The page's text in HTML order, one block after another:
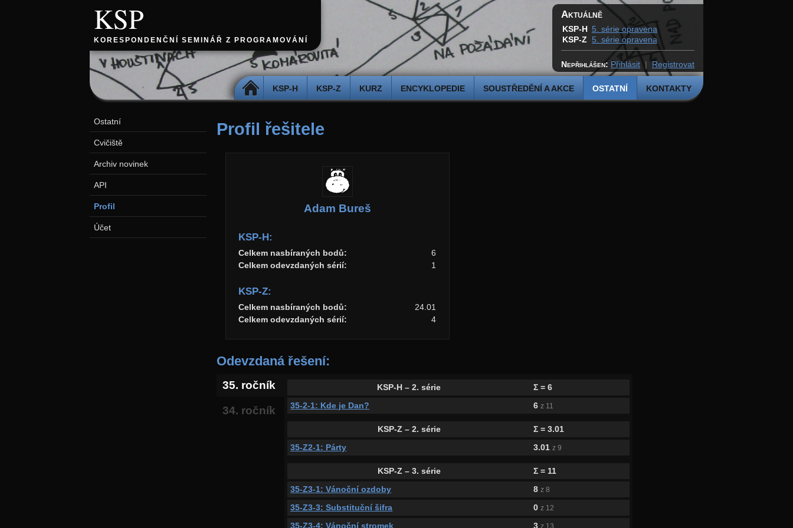
KSP
KORESPONDENČNÍ SEMINÁŘ Z PROGRAMOVÁNÍ
DOMŮ KSP-H KSP-Z KURZ ENCYKLOPEDIE SOUSTŘEDĚNÍ A AKCE OSTATNÍ KONTAKTY
Aktuálně
KSP-H 5. série opravena
KSP-Z 5. série opravena
Nepřihlášen: Přihlásit | Registrovat
Profil řešitele
Adam Bureš
KSP-H:
Celkem nasbíraných bodů:
6
Celkem odevzdaných sérií:
1
KSP-Z:
Celkem nasbíraných bodů:
24.01
Celkem odevzdaných sérií:
4
Odevzdaná řešení:
35. ročník
34. ročník
KSP-H – 2. série
Σ = 6
35-2-1: Kde je Dan?
6 z 11
KSP-Z – 2. série
Σ = 3.01
35-Z2-1: Párty
3.01 z 9
KSP-Z – 3. série
Σ = 11
35-Z3-1: Vánoční ozdoby
8 z 8
35-Z3-3: Substituční šifra 0 z 12
35-Z3-4: Vánoční stromek 3
Ostatní
Cvičiště
Archiv novinek
API
Profil
Účet